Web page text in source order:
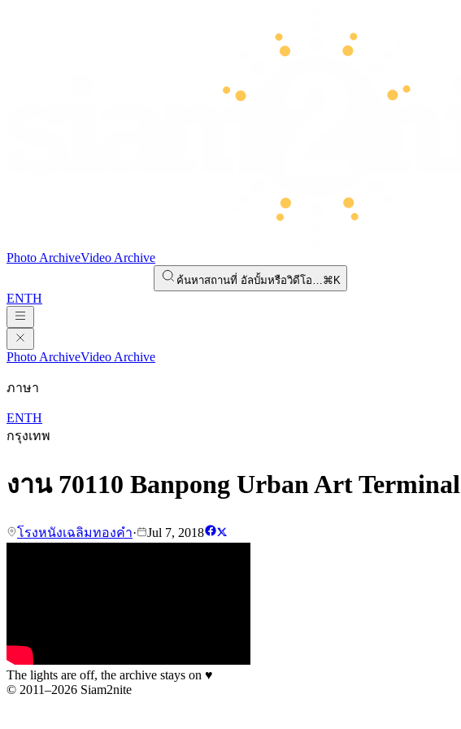
Photo ArchiveVideo Archive
ค้นหาสถานที่ อัลบั้มหรือวิดีโอ…⌘K
ENTH
Photo ArchiveVideo Archive
ภาษา
ENTH
กรุงเทพ
งาน 70110 Banpong Urban Art Terminal
โรงหนังเฉลิมทองคำ· Jul 7, 2018
The lights are off, the archive stays on ♥
© 2011–2026 Siam2nite